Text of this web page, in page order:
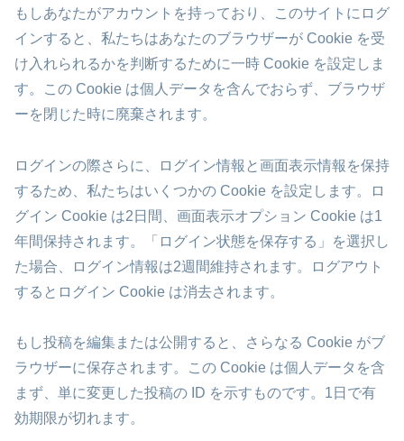
もしあなたがアカウントを持っており、このサイトにログ
インすると、私たちはあなたのブラウザーが Cookie を受
け入れられるかを判断するために一時 Cookie を設定しま
す。この Cookie は個人データを含んでおらず、ブラウザ
ーを閉じた時に廃棄されます。
ログインの際さらに、ログイン情報と画面表示情報を保持
するため、私たちはいくつかの Cookie を設定します。ロ
グイン Cookie は2日間、画面表示オプション Cookie は1
年間保持されます。「ログイン状態を保存する」を選択し
た場合、ログイン情報は2週間維持されます。ログアウト
するとログイン Cookie は消去されます。
もし投稿を編集または公開すると、さらなる Cookie がブ
ラウザーに保存されます。この Cookie は個人データを含
まず、単に変更した投稿の ID を示すものです。1日で有
効期限が切れます。